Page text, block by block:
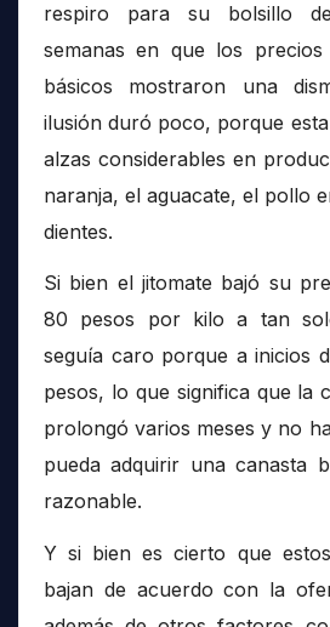
respiro para su bolsillo
semanas en que los
básicos mostraron una
ilusión duró poco, porque
alzas considerables en
naranja, el aguacate, el pollo
dientes.
Si bien el jitomate bajó su
80 pesos por kilo a tan
seguía caro porque a inicios
pesos, lo que significa que la
prolongó varios meses y no
pueda adquirir una canasta
razonable.
Y si bien es cierto que
bajan de acuerdo con la